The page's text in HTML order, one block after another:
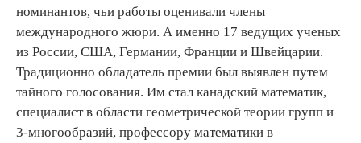
номинантов, чьи работы оценивали члены
международного жюри. А именно 17 ведущих ученых
из России, США, Германии, Франции и Швейцарии.
Традиционно обладатель премии был выявлен путем
тайного голосования. Им стал канадский математик,
специалист в области геометрической теории групп и
3-многообразий, профессору математики в